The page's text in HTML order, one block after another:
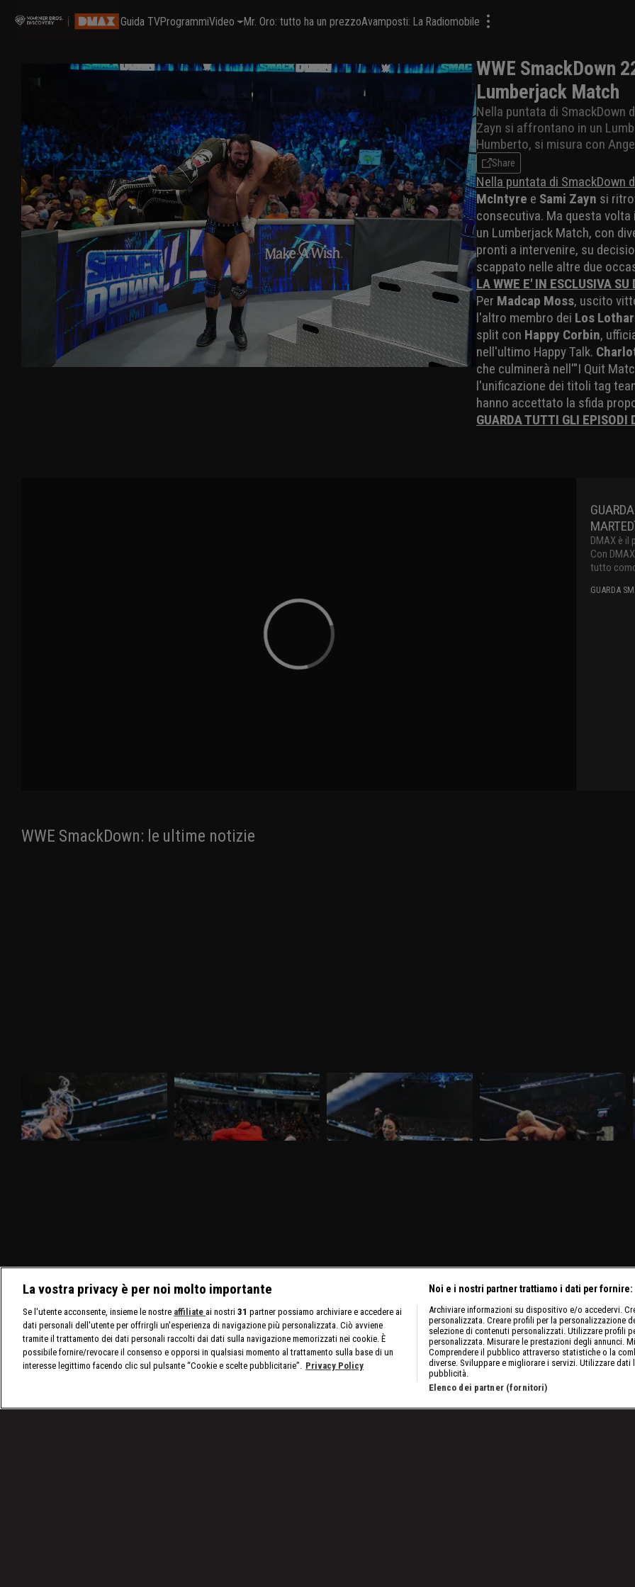
Guida TVProgrammiVideo Mr. Oro: tutto ha un prezzoAvamposti: La Radiomobile
WWE SmackDown
Lumberjack Match
Nella puntata di SmackDown
Zayn si affrontano in un
Humberto, si misura con
Share
Nella puntata di SmackDown
McIntyre e Sami Zayn si
consecutiva. Ma questa
un Lumberjack Match, con
pronti a intervenire, su
scappato nelle altre due
LA WWE E' IN ESCLUSIVA
Per Madcap Moss, uscito
l'altro membro dei Los
split con Happy Corbin,
nell'ultimo Happy Talk.
che culminerà nell'"I Quit
l'unificazione dei titoli tag
hanno accettato la sfida
GUARDA TUTTI GLI EPISODI
DMAX è il
Con
tutto
GUARDA
WWE SmackDown: le ultime notizie
WWE SmackDown 27 marzo 2026:
Tiffany sfida Giulia
Nella puntata di SmackDown del 27
marzo, visibile su discovery+, Giulia e
Tiffany Stratton si sfidano in un Non Title
Match. Charlotte Flair e Alexa Bliss
WWE SmackDown 20 marzo 2026:
Drew e Jacob alla resa dei conti
Nella puntata di SmackDown del 20
marzo, visibile su discovery+, c'è il
match molto atteso fra Drew McIntyre e
Jacob Fatu. In palio sia i titoli tag team
WWE SmackDown 13 marzo 2026:
insidia Michin per Jade
Nella puntata di SmackDown del 13
marzo, visibile su discovery+, Cody
Rhodes e Randy Orton firmano il
contratto per il match di WrestleMania
WWE SmackDown 6 marzo 2026: è
ancora Drew contro Cody
Nella puntata di SmackDown del 6 marzo,
visibile su discovery+, Drew McIntyre
difende l'Undisputed WWE Championship
contro Cody Rhodes.
La vostra privacy è per noi molto importante
Se l'utente acconsente, insieme le nostre affiliate ai nostri 31 partner possiamo archiviare e accedere ai
dati personali dell'utente per offrirgli un'esperienza di navigazione più personalizzata. Ciò avviene
tramite il trattamento dei dati personali raccolti dai dati sulla navigazione memorizzati nei cookie. È
possibile fornire/revocare il consenso e opporsi in qualsiasi momento al trattamento sulla base di un
interesse legittimo facendo clic sul pulsante “Cookie e scelte pubblicitarie”. Privacy Policy
Noi e i nostri partner trattiamo i dati per fornire:
Archiviare informazioni su dispositivo e/o accedervi.
personalizzata. Creare profili per la personalizzazione
selezione di contenuti personalizzati. Utilizzare profili
personalizzata. Misurare le prestazioni degli annunci.
Comprendere il pubblico attraverso statistiche o la
diverse. Sviluppare e migliorare i servizi. Utilizzare dati
pubblicità.
Elenco dei partner (fornitori)